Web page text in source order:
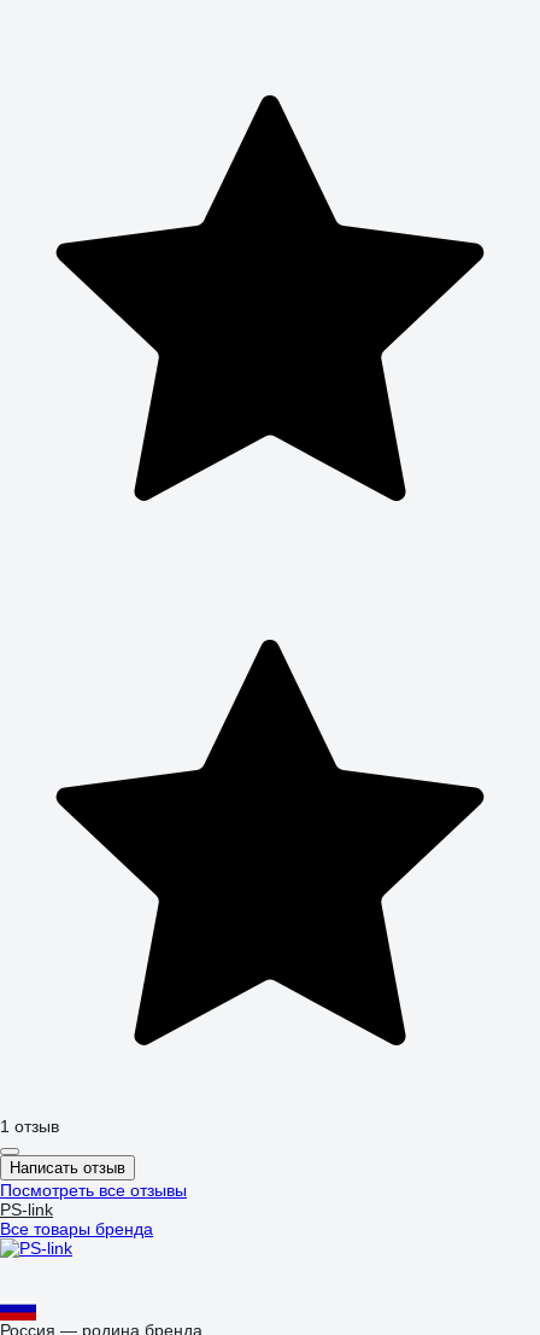
1 отзыв
Написать отзыв
Посмотреть все отзывы
PS-link
Все товары бренда
Россия — родина бренда